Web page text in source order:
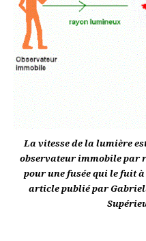
La vitesse de la lumière
observateur immobile par
pour une fusée qui le fuit
article publié par